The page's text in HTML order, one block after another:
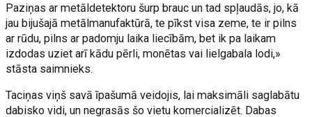
Paziņas ar metāldetektoru šurp brauc un tad spļaudās, jo, kā
jau bijušajā metālmanufaktūrā, te pīkst visa zeme, te ir pilns
ar rūdu, pilns ar padomju laika liecībām, bet ik pa laikam
izdodas uziet arī kādu pērli, monētas vai lielgabala lodi,»
stāsta saimnieks.
Taciņas viņš savā īpašumā veidojis, lai maksimāli saglabātu
dabisko vidi, un negrasās šo vietu komercializēt. Dabas